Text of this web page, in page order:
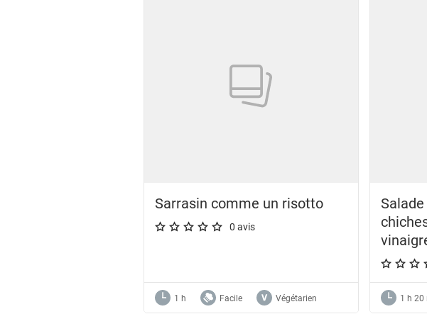
Sarrasin comme un risotto
A star rating of 0 out of 5.
0 avis
1 h Facile Végétarien
A star
1 h 20